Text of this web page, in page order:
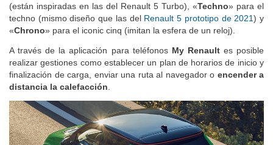
(están inspiradas en las del Renault 5 Turbo), «Techno» para el
techno (mismo diseño que las del Renault 5 prototipo de 2021) y
«Chrono» para el iconic cinq (imitan la esfera de un reloj).
A través de la aplicación para teléfonos My Renaultes posible
realizar gestiones como establecer un plan de horarios de inicio y
finalización de carga, enviar una ruta al navegador o encender a
distancia la calefacción